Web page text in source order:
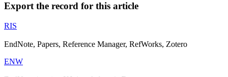
Export the record for this article
RIS
EndNote, Papers, Reference Manager, RefWorks, Zotero
ENW